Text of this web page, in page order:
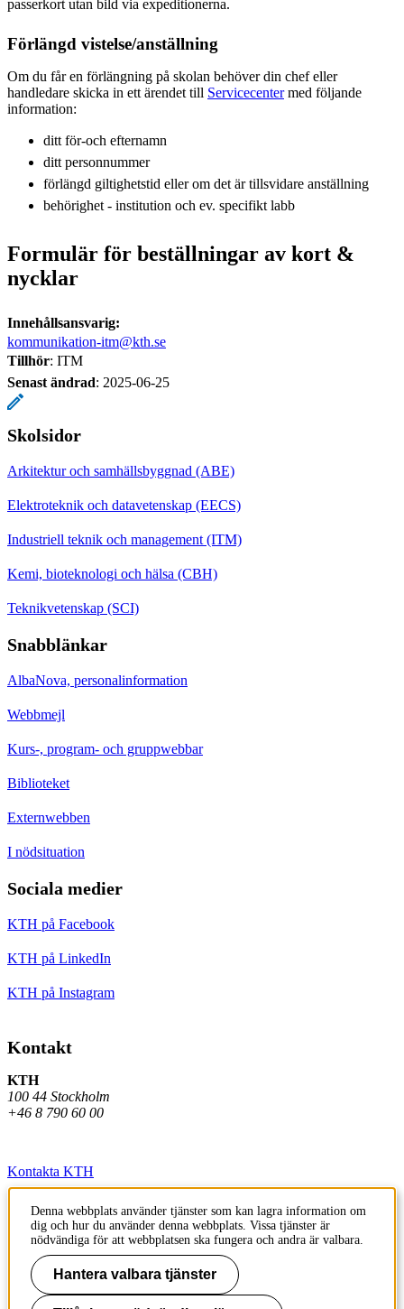
passerkort utan bild via expeditionerna.
Förlängd vistelse/anställning
Om du får en förlängning på skolan behöver din chef eller
handledare skicka in ett ärendet till Servicecentermed följande
information:
ditt för-och efternamn
ditt personnummer
förlängd giltighetstid eller om det är tillsvidare anställning
behörighet - institution och ev. specifikt labb
Formulär för beställningar av kort &
nycklar
Innehållsansvarig:
kommunikation-itm@kth.se
Tillhör: ITM
Senast ändrad: 2025-06-25
Skolsidor
Arkitektur och samhällsbyggnad (ABE)
Elektroteknik och datavetenskap (EECS)
Industriell teknik och management (ITM)
Kemi, bioteknologi och hälsa (CBH)
Teknikvetenskap (SCI)
Snabblänkar
AlbaNova, personalinformation
Webbmejl
Kurs-, program- och gruppwebbar
Biblioteket
Externwebben
I nödsituation
Sociala medier
KTH på Facebook
KTH på LinkedIn
KTH på Instagram
Kontakt
KTH
100 44 Stockholm
+46 8 790 60 00
Kontakta KTH
Jobba på KTH
Press och media
Faktura och betalning KTH
Denna webbplats använder tjänster som kan lagra information om
dig och hur du använder denna webbplats. Vissa tjänster är
nödvändiga för att webbplatsen ska fungera och andra är valbara.
Hantera valbara tjänster